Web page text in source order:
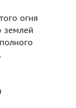
огня
землей